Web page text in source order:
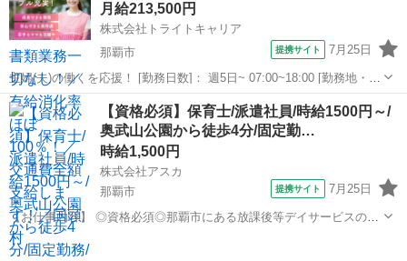
務！...
月給213,500円
株式会社トライトキャリア
那覇市
提携サイト 7月25日
主婦(夫)の働くを応援！ [勤務日数]： 週5日~ 07:00~18:00 [勤務地・最
寄駅]： 沖縄県那覇市安謝2-15-2 非公開 北助松駅自動車10分 [職種
名]：保育士・認可保育園・賞与あり [求人概要]：...
沖縄 那覇市 保育士
【資格必須】保育士/派遣社員/時給1500円～/
奥武山公園から徒歩4分/固定勤…
時給1,500円
株式会社アスカ
那覇市
提携サイト 7月25日
【お仕事内容】 ◎資格必須◎那覇市にある放課後等デイサービスの保
育士の求人になります◎ ----------------------------------------------- ★施設★ 子
ども一人一人の特性をしっ...
沖縄 那覇市